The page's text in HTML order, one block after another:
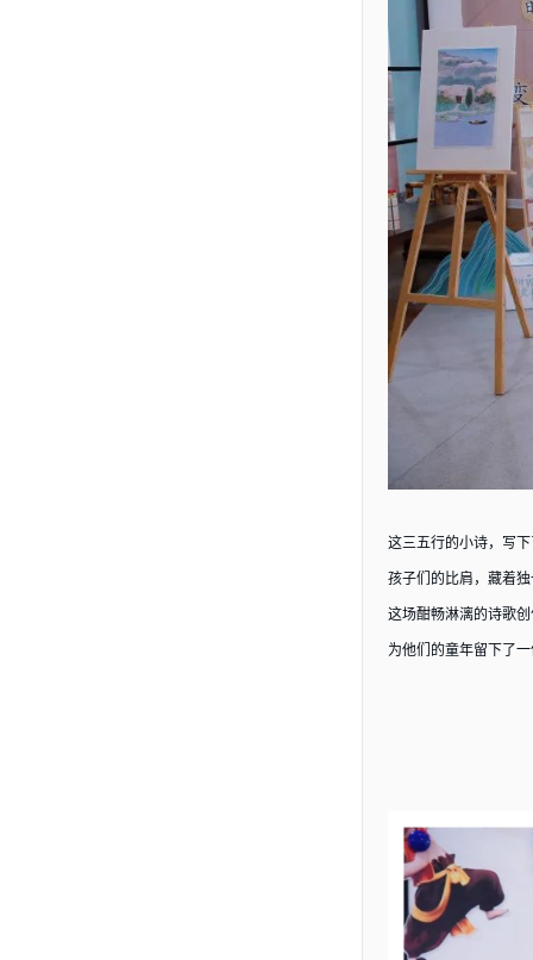
这三五行的小诗，写
孩子们的比肩，藏着
这场酣畅淋漓的诗歌
为他们的童年留下了